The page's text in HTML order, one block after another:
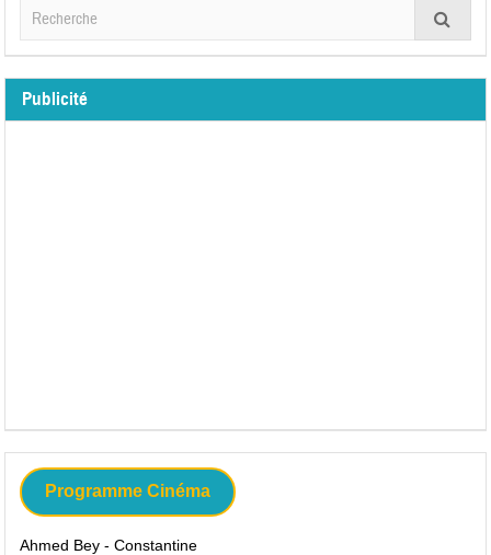
Publicité
Programme Cinéma
Ahmed Bey - Constantine